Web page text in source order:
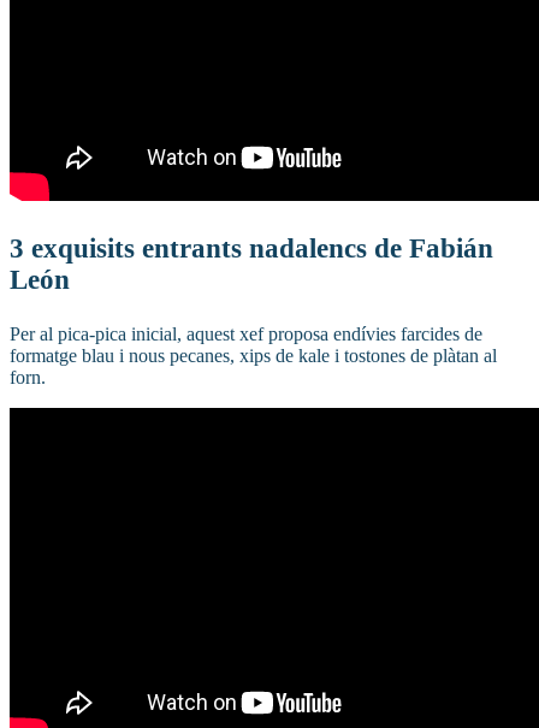
3 exquisits entrants nadalencs de Fabián
León
Per al pica-pica inicial, aquest xef proposa endívies farcides de
formatge blau i nous pecanes, xips de kale i tostones de plàtan al
forn.